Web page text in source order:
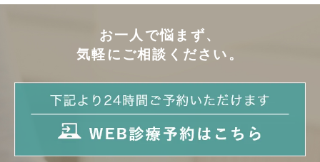
お一人で悩まず、
気軽にご相談ください。